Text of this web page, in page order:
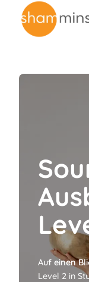
Zum
Inhalt
Auf einen
Level 2 in